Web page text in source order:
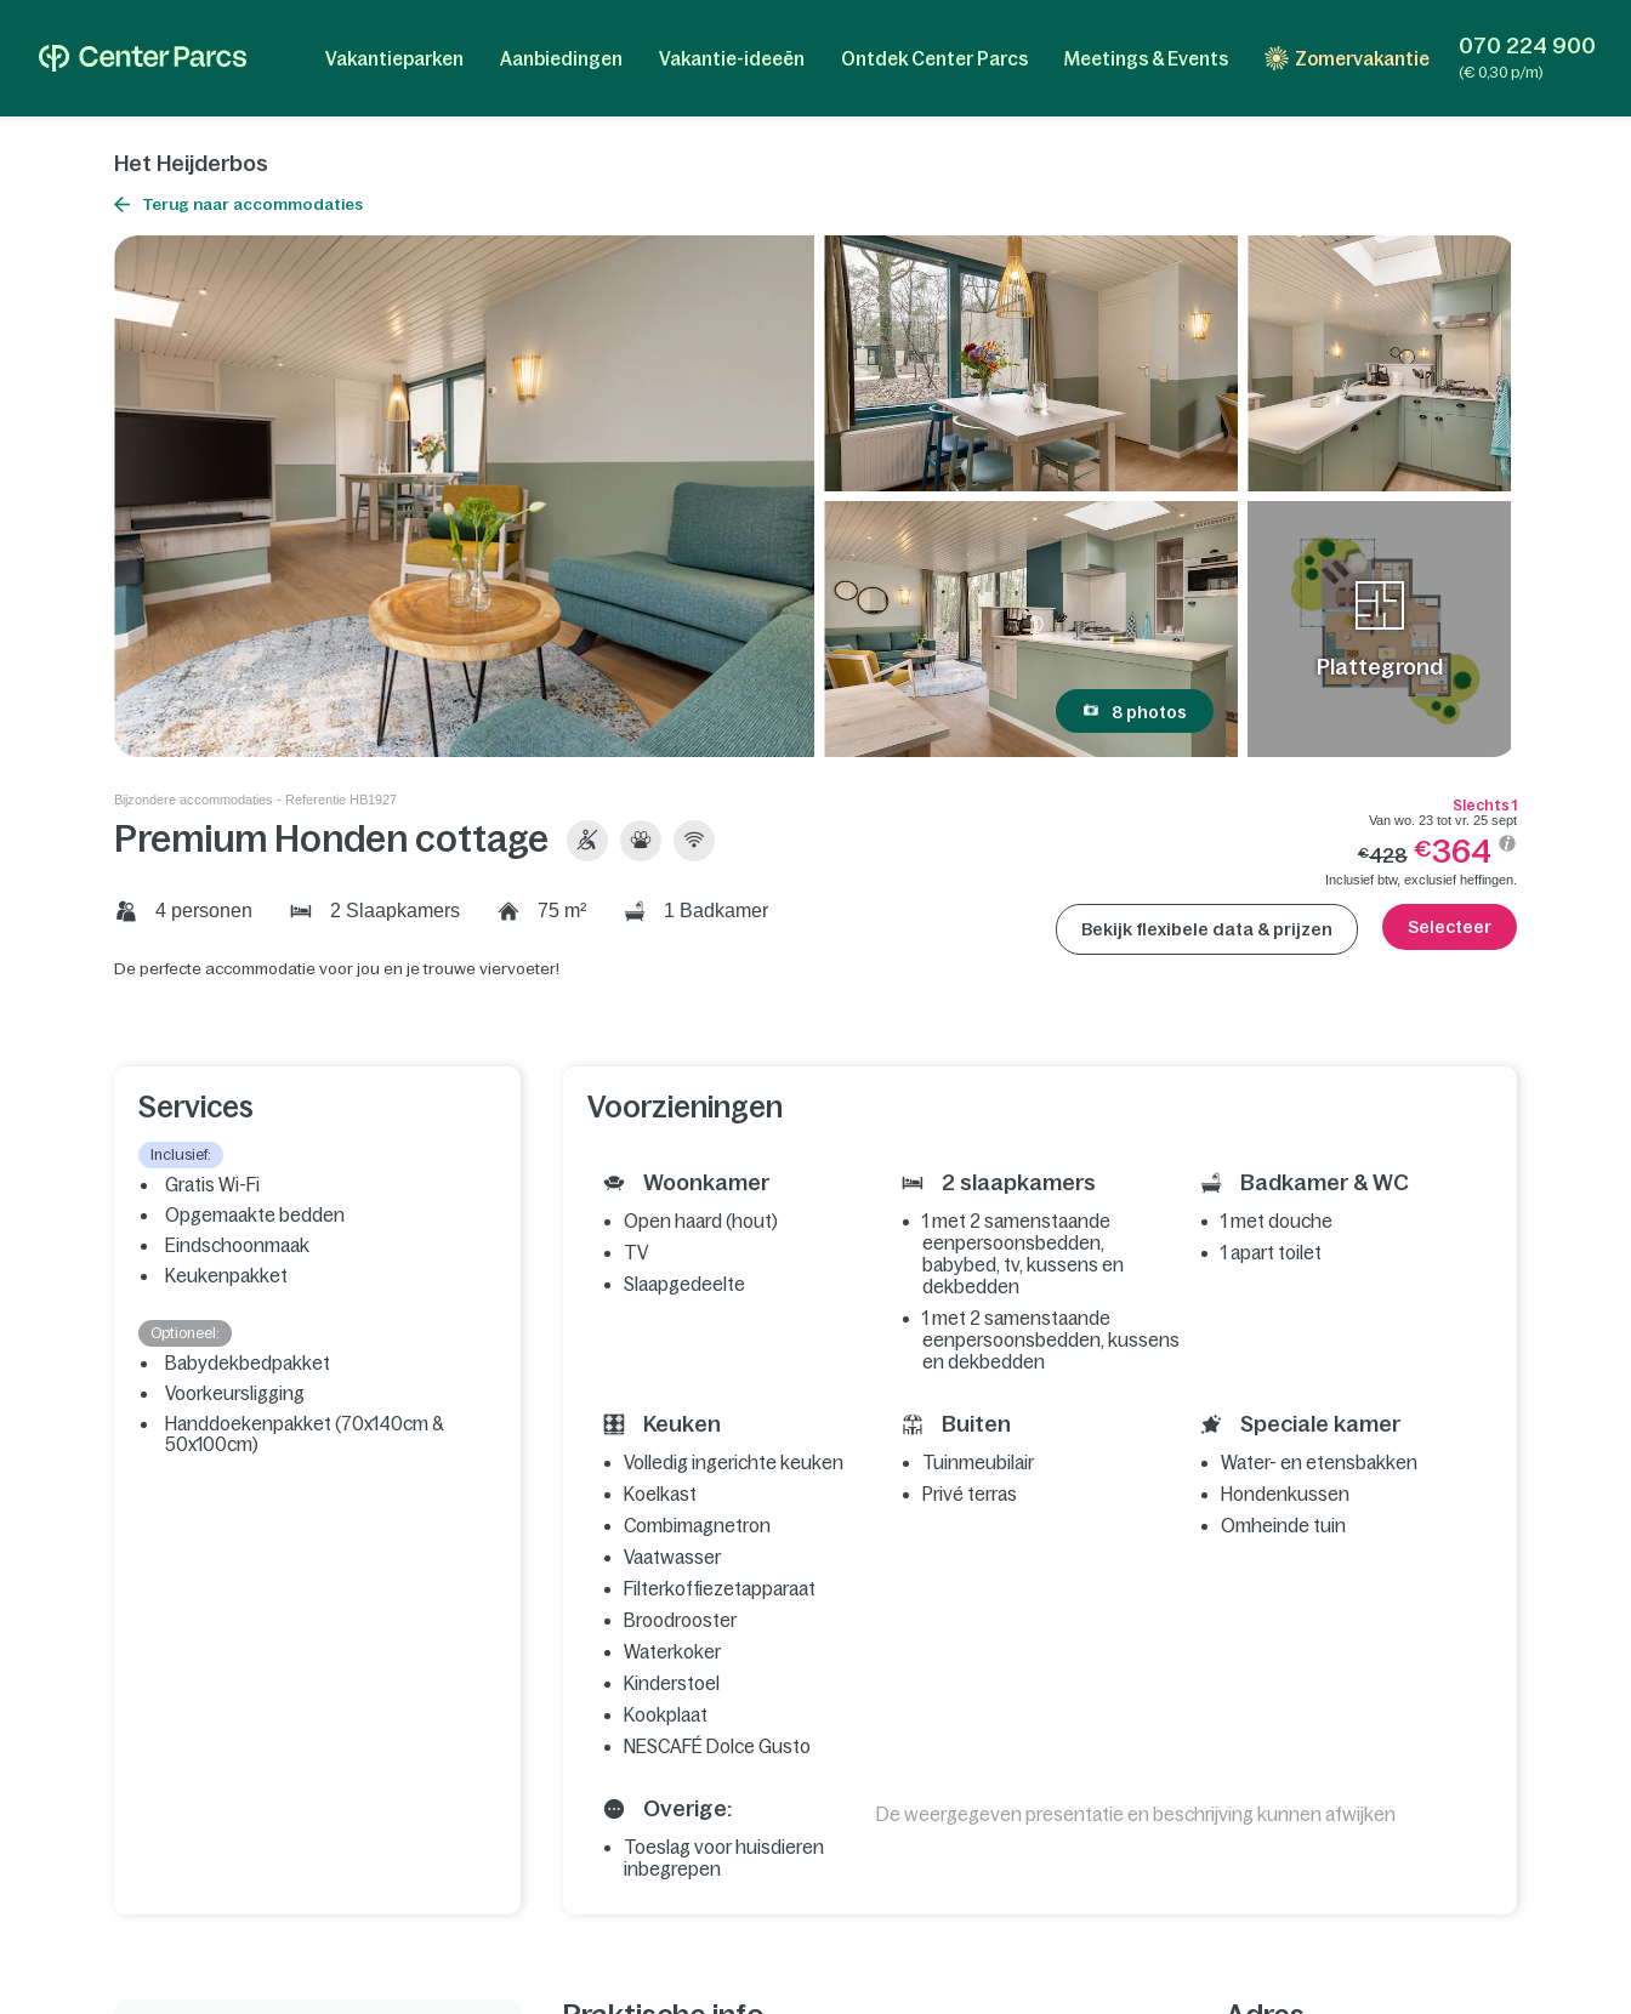
Vakantieparken Aanbiedingen Vakantie-ideeën Ontdek Center Parcs Meetings & Events Zomervakantie 070 224 900
(€ 0,30 p/m)
Het Heijderbos
Terug naar accommodaties
8 photos
Plattegrond
Bijzondere accommodaties - Referentie HB1927
Premium Honden cottage
4 personen 2 Slaapkamers 75 m² 1 Badkamer
De perfecte accommodatie voor jou en je trouwe viervoeter!
Slechts 1
Van wo. 23 tot vr. 25 sept
€428 €364
Inclusief btw, exclusief heffingen.
Bekijk flexibele data & prijzen Selecteer
Services
Inclusief:
Gratis Wi-Fi
Opgemaakte bedden
Eindschoonmaak
Keukenpakket
Optioneel:
Babydekbedpakket
Voorkeursligging
Handdoekenpakket (70x140cm &
50x100cm)
Voorzieningen
Woonkamer
Open haard (hout)
TV
Slaapgedeelte
2 slaapkamers
1 met 2 samenstaande
eenpersoonsbedden,
babybed, tv, kussens en
dekbedden
1 met 2 samenstaande
eenpersoonsbedden, kussens
en dekbedden
Badkamer & WC
1 met douche
1 apart toilet
Keuken
Volledig ingerichte keuken
Koelkast
Combimagnetron
Vaatwasser
Filterkoffiezetapparaat
Broodrooster
Waterkoker
Kinderstoel
Kookplaat
NESCAFÉ Dolce Gusto
Buiten
Tuinmeubilair
Privé terras
Speciale kamer
Water- en etensbakken
Hondenkussen
Omheinde tuin
Overige:
Toeslag voor huisdieren
inbegrepen
De weergegeven presentatie en beschrijving kunnen afwijken